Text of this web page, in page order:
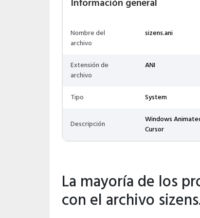
Información general
Nombre del
archivo
sizens.ani
Extensión de
archivo
ANI
Tipo System
Descripción
Windows
Cursor
La mayoría de los
con el archivo